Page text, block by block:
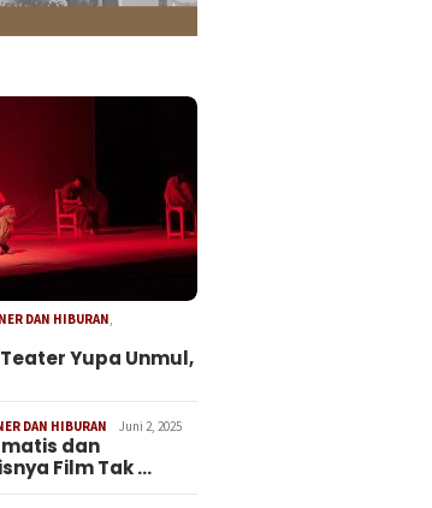
DAN HIBURAN
Yupa Unmul,
DAN HIBURAN Juni 2, 2025
dan
Film Tak …